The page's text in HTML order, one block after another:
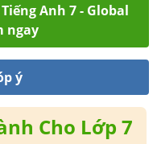
Anh 7 - Global
ngay
ý
Cho Lớp 7